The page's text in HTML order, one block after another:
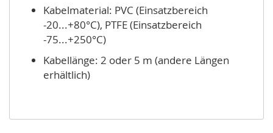
Kabelmaterial: PVC (Einsatzbereich
-20...+80°C), PTFE (Einsatzbereich
-75...+250°C)
Kabellänge: 2 oder 5 m (andere Längen
erhältlich)